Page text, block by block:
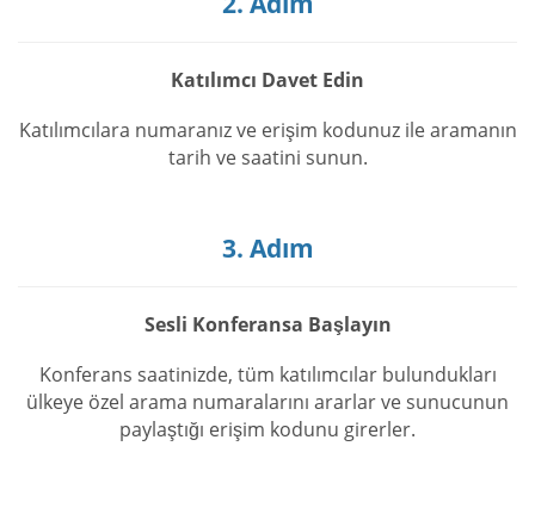
Katılımcı Davet Edin
Katılımcılara numaranız ve erişim kodunuz ile aramanın
tarih ve saatini sunun.
3. Adım
Sesli Konferansa Başlayın
Konferans saatinizde, tüm katılımcılar bulundukları
ülkeye özel arama numaralarını ararlar ve sunucunun
paylaştığı erişim kodunu girerler.